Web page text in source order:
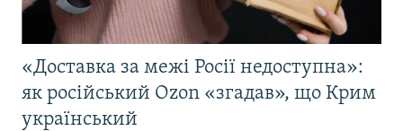
«Доставка за межі Росії недоступна»:
як російський Ozon «згадав», що Крим
український